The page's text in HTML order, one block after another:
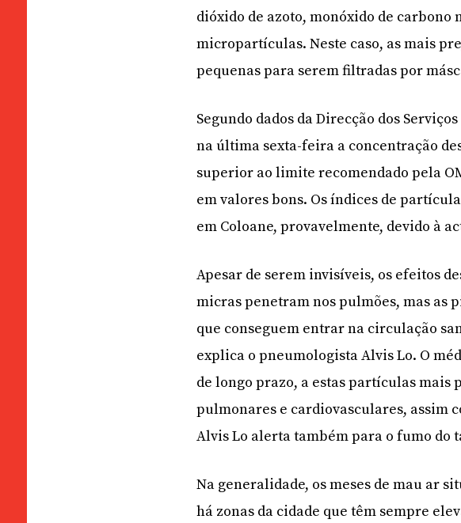
dióxido de azoto, monóxido de carbono
micropartículas. Neste caso, as mais
pequenas para serem filtradas por
Segundo dados da Direcção dos
na última sexta-feira a concentração
superior ao limite recomendado pela
em valores bons. Os índices de
em Coloane, provavelmente, devido à
Apesar de serem invisíveis, os efeitos
micras penetram nos pulmões, mas as
que conseguem entrar na circulação
explica o pneumologista Alvis Lo. O
de longo prazo, a estas partículas mais
pulmonares e cardiovasculares, assim
Alvis Lo alerta também para o fumo do
Na generalidade, os meses de mau ar
há zonas da cidade que têm sempre